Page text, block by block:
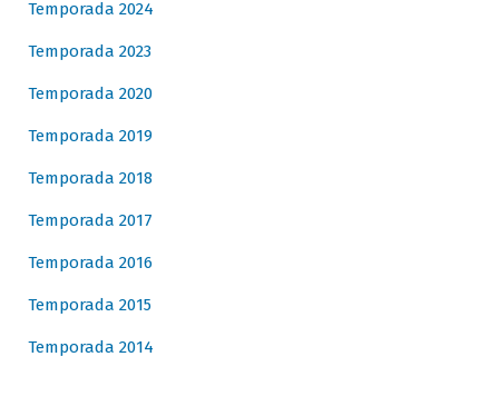
Temporada 2024
Temporada 2023
Temporada 2020
Temporada 2019
Temporada 2018
Temporada 2017
Temporada 2016
Temporada 2015
Temporada 2014